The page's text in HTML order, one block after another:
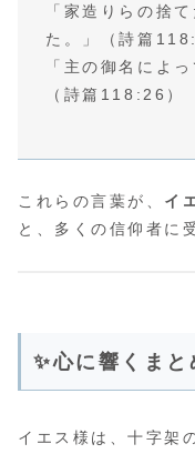
「家造りらの捨
た。」（詩篇
「主の御名によ
（詩篇118:26）
これらの言葉が、 イ
と、多くの信仰者に
✨心に響くまと
イエス様は、十字架